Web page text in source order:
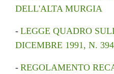
DELL'ALTA MURGIA
- LEGGE QUADRO
DICEMBRE 1991, N.
- REGOLAMENTO